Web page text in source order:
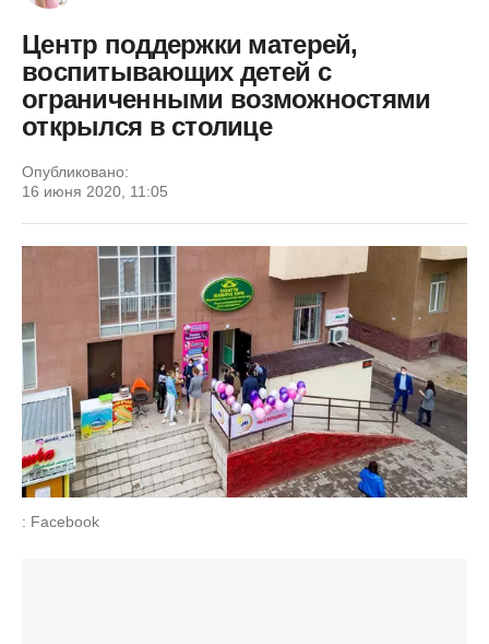
Центр поддержки матерей,
воспитывающих детей с
ограниченными возможностями
открылся в столице
Опубликовано:
16 июня 2020, 11:05
: Facebook